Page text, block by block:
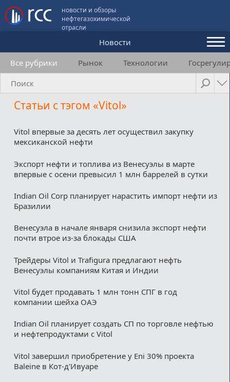
новости и обзоры
нефтегазохимической
отрасли
Новости
Аналитика и мнения
Видео
Пользовательское соглашение
Все рубрики Рынок Технологии
Статьи с тэгом «Vitol»
Vitol впервые за десять лет осуществил закупку
мексиканской нефти
Экспорт нефти и топлива из Венесуэлы в марте
впервые с осени превысил 1 млн баррелей в сутки
Indian Oil Corp планирует нарастить импорт нефти из
Бразилии
Венесуэла в начале января снизила экспорт нефти
почти втрое из-за блокады США
Трейдеры Vitol и Trafigura предлагают нефть
Венесуэлы компаниям Китая и Индии
Vitol будет продавать 1 млн тонн СПГ в год
компании шейха ОАЭ
Indian Oil планирует создать СП по торговле нефтью
и нефтепродуктами с Vitol
Vitol завершил приобретение у Eni 30% проекта
Baleine в Кот-д'Ивуаре